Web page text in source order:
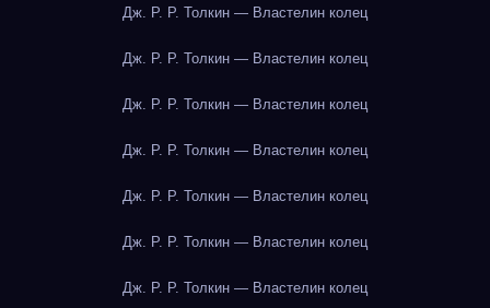
Дж. Р. Р. Толкин — Властелин колец
Дж. Р. Р. Толкин — Властелин колец
Дж. Р. Р. Толкин — Властелин колец
Дж. Р. Р. Толкин — Властелин колец
Дж. Р. Р. Толкин — Властелин колец
Дж. Р. Р. Толкин — Властелин колец
Дж. Р. Р. Толкин — Властелин колец